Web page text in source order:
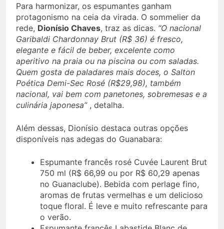
Para harmonizar, os espumantes ganham
protagonismo na ceia da virada. O sommelier da
rede, Dionísio Chaves, traz as dicas. “O nacional
Garibaldi Chardonnay Brut (R$ 36) é fresco,
elegante e fácil de beber, excelente como
aperitivo na praia ou na piscina ou com saladas.
Quem gosta de paladares mais doces, o Salton
Poética Demi-Sec Rosé (R$29,98), também
nacional, vai bem com panetones, sobremesas e a
culinária japonesa” , detalha.
Além dessas, Dionísio destaca outras opções
disponíveis nas adegas do Guanabara:
Espumante francês rosé Cuvée Laurent Brut
750 ml (R$ 66,99 ou por R$ 60,29 apenas
no Guanaclube). Bebida com perlage fino,
aromas de frutas vermelhas e um delicioso
toque floral. É leve e muito refrescante para
o verão.